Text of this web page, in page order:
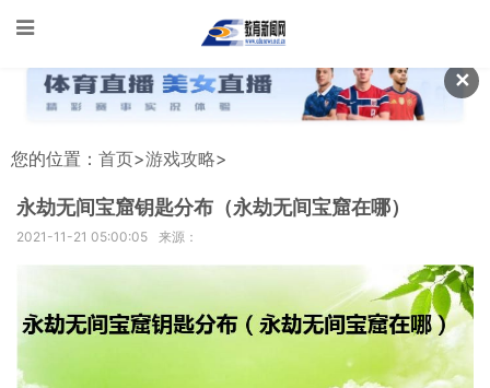
✕
您的位置： 首页>游戏攻略>
永劫无间宝窟钥匙分布（永劫无间宝窟在哪）
2021-11-21 05:00:05 来源：